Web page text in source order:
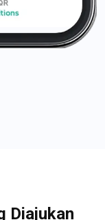
Diajukan